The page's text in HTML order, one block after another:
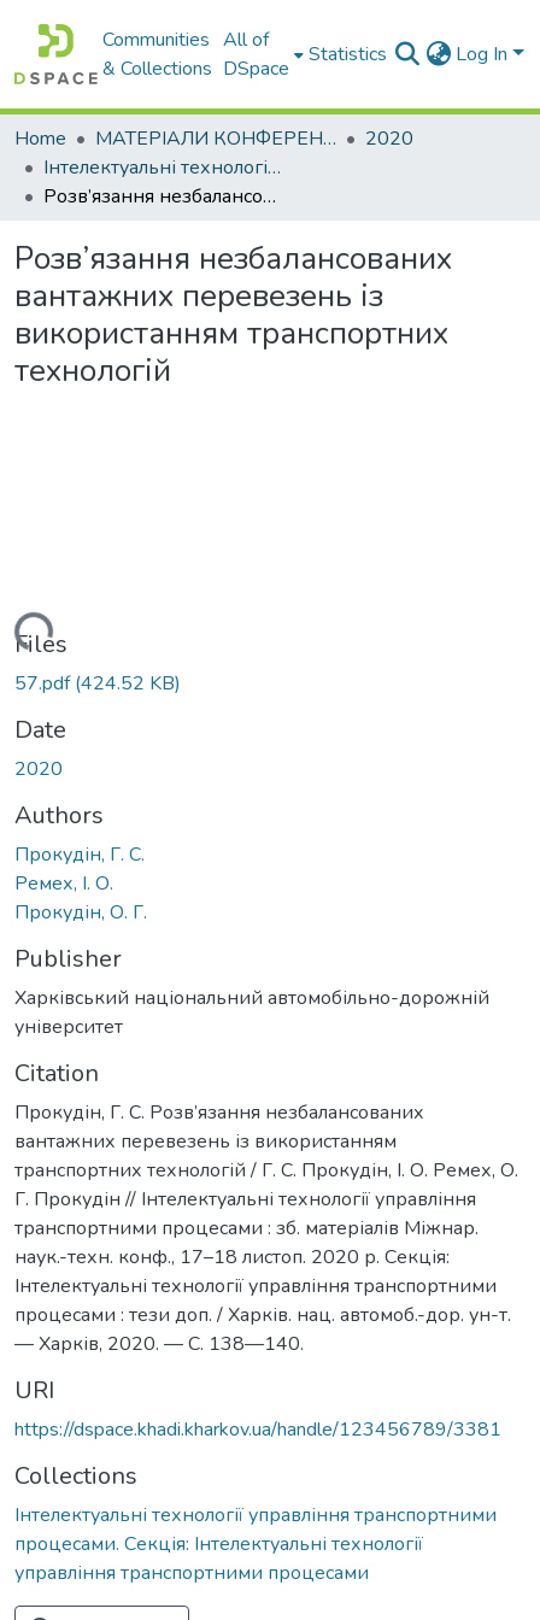
Communities
& Collections
All of
DSpace
Statistics Log In
Home МАТЕРІАЛИ КОНФЕРЕНЦІЙ
2020
Інтелектуальні технології управління транспортними процесами. Секція: Інтелектуальні технології управління транспортними процесами
Розв’язання незбалансованих вантажних перевезень із використанням транспортних технологій
Розв’язання незбалансованих
вантажних перевезень із
використанням транспортних
технологій
Files
57.pdf(424.52 KB)
Date
2020
Authors
Прокудін, Г. С.
Ремех, І. О.
Прокудін, О. Г.
Publisher
Харківський національний автомобільно-дорожній
університет
Citation
Прокудін, Г. С. Розв’язання незбалансованих
вантажних перевезень із використанням
транспортних технологій / Г. С. Прокудін, І. О. Ремех, О.
Г. Прокудін // Інтелектуальні технології управління
транспортними процесами : зб. матеріалів Міжнар.
наук.-техн. конф., 17–18 листоп. 2020 р. Секція:
Інтелектуальні технології управління транспортними
процесами : тези доп. / Харків. нац. автомоб.-дор. ун-т.
— Харків, 2020. — С. 138—140.
URI
https://dspace.khadi.kharkov.ua/handle/123456789/3381
Collections
Інтелектуальні технології управління транспортними
процесами. Секція: Інтелектуальні технології
управління транспортними процесами